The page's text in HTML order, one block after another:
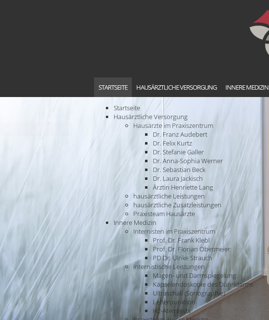
STARTSEITE HAUSÄRZTLICHE VERSORGUNG INNERE MEDIZIN
Startseite
Hausärztliche Versorgung
Hausärzte im Praxiszentrum
Dr. Franz Audebert
Dr. Felix Kurtz
Dr. Stefanie Galler
Dr. Anna-Sophia Werner
Dr. Sebastian Beck
Dr. Laura Jackisch
Ärztin Henriette Lang
hausärztliche Leistungen
hausärztliche Zusatzleistungen
Praxisteam Hausärzte
Innere Medizin
Internisten im Praxiszentrum
Prof. Dr. Frank Klebl
Prof. Dr. Florian Obermeier
PD Dr. Ulrike Strauch
internistische Leistungen
Magen- und Darmspiegelung
Kapselendoskopie des Dünndarms
Ultraschall (Sonographie)
Leberpunktion
H2-Atemtests